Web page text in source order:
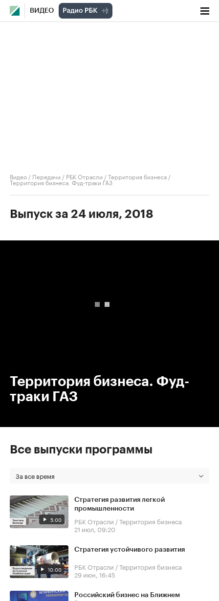
ВИДЕО
Видео / Передачи / РБК Отрасли / Территория бизнеса /
Территория бизнеса. Фуд-траки ГАЗ
Выпуск за 24 июля, 2018
Территория бизнеса. Фуд-
траки ГАЗ
Все выпуски программы
За все время
5:00
Стратегия развития легкой
промышленности
РБК Отрасли / Территория бизнеса
21 июл, 09:20
10:00
Стратегия устойчивого развития
РБК Отрасли / Территория бизнеса
29 июн, 16:45
Российский бизнес на Ближнем